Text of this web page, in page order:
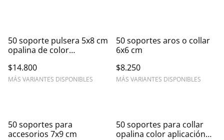
50 soporte pulsera 5x8 cm
opalina de color
$14.800
MÁS VARIANTES DISPONIBLES
50 soportes aros o collar
6x6 cm
$8.250
MÁS VARIANTES DISPONIBLES
50 soportes para
accesorios 7x9 cm
50 soportes para collar
opalina color aplicación